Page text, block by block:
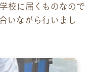
校に届くものなので
いながら行いまし